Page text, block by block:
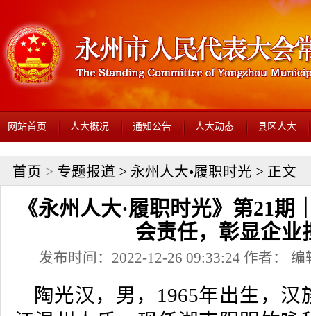
网站首页 人大概况 通知公告 人大动态 县区人大
首页 > 专题报道 > 永州人大•履职时光 > 正文
《永州人大·履职时光》第21期
会责任，彰显企业
发布时间：2022-12-26 09:33:24 作者：
陶光汉，男，1965年出生，